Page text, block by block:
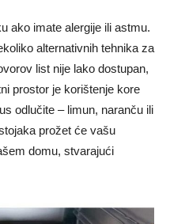
ako imate alergije ili astmu.
alternativnih tehnika za
list nije lako dostupan,
prostor je korištenje kore
odlučite – limun, naranču ili
prožet će vašu
domu, stvarajući